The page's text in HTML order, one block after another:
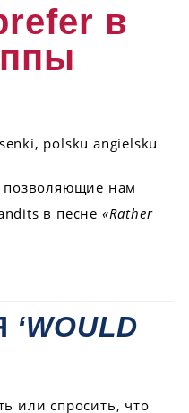
в
нам
в песне «Rather
‘WOULD
или спросить, что